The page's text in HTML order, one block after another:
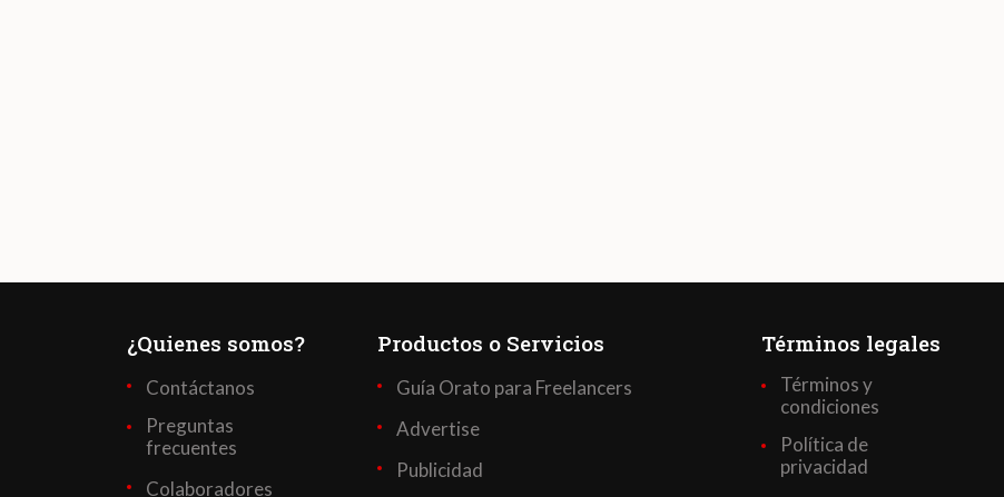
¿Quienes somos?
Contáctanos
Preguntas
frecuentes
Colaboradores
Productos o Servicios
Guía Orato para Freelancers
Advertise
Publicidad
Términos legales
Términos y
condiciones
Política de
privacidad